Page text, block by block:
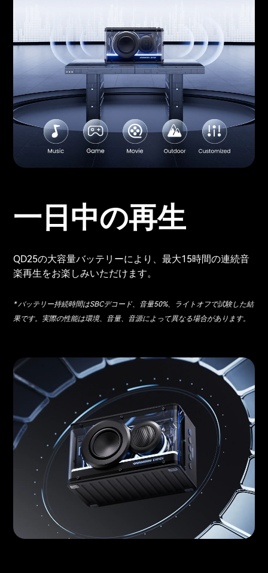
一日中の再生
QD25の大容量バッテリーにより、最大15時間の連続音
楽再生をお楽しみいただけます。
* バッテリー持続時間はSBCデコード、音量50%、ライトオフで試験した結
果です。実際の性能は環境、音量、音源によって異なる場合があります。